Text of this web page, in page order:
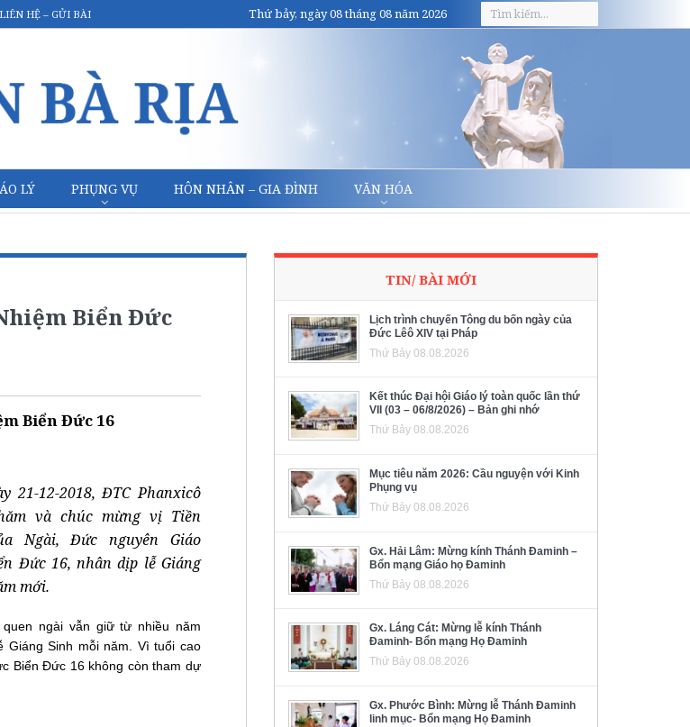
LIÊN HỆ – GỬI BÀI Thứ bảy, ngày 08 tháng 08 năm 2026
LÝ PHỤNG VỤ HÔN NHÂN – GIA ĐÌNH VĂN HÓA
Biển Đức
Biển Đức 16
21-12-2018, ĐTC Phanxicô
và chúc mừng vị Tiền
Ngài, Đức nguyên Giáo
Đức 16, nhân dịp lễ Giáng
mới.
ngài vẫn giữ từ nhiều năm
Giáng Sinh mỗi năm. Vì tuổi cao
Biển Đức 16 không còn tham dự
TIN/ BÀI MỚI
Lịch trình chuyến Tông du bốn ngày của
Đức Lêô XIV tại Pháp
Thứ Bảy 08.08.2026
Kết thúc Đại hội Giáo lý toàn quốc lần thứ
VII (03 – 06/8/2026) – Bản ghi nhớ
Thứ Bảy 08.08.2026
Mục tiêu năm 2026: Cầu nguyện với Kinh
Phụng vụ
Thứ Bảy 08.08.2026
Gx. Hải Lâm: Mừng kính Thánh Đaminh –
Bổn mạng Giáo họ Đaminh
Thứ Bảy 08.08.2026
Gx. Láng Cát: Mừng lễ kính Thánh
Đaminh- Bổn mạng Họ Đaminh
Thứ Bảy 08.08.2026
Gx. Phước Bình: Mừng lễ Thánh Đaminh
linh mục- Bổn mạng Họ Đaminh